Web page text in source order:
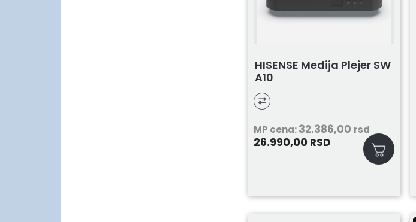
HISENSE Medija Plejer SW
A10
MP cena:32.386,00 rsd
26.990,00 RSD